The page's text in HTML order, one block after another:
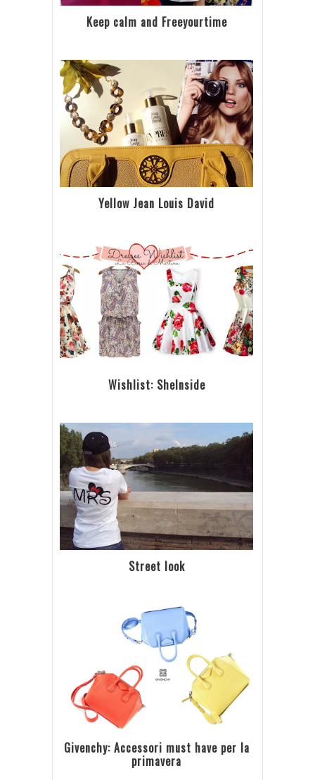
Keep calm and Freeyourtime
Yellow Jean Louis David
Wishlist: SheInside
Street look
Givenchy: Accessori must have per la
primavera